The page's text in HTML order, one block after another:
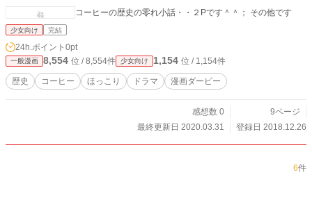
コーヒーの歴史の零れ小話・・２Pです＾＾； その他です
少女向け 完結
24h.ポイント 0pt
一般漫画 8,554 位 / 8,554件 少女向け 1,154 位 / 1,154件
歴史 コーヒー ほっこり ドラマ 漫画ダービー
感想数 0
9ページ
最終更新日 2020.03.31
登録日 2018.12.26
6件